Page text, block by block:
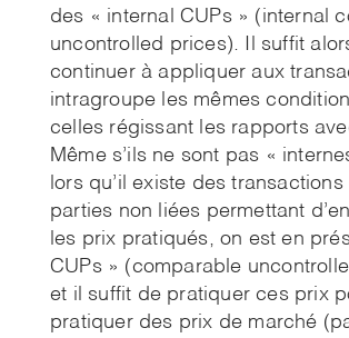
des « internal CUPs » (internal
uncontrolled prices). Il suffit
continuer à appliquer aux
intragroupe les mêmes
celles régissant les rapports
Même s’ils ne sont pas «
lors qu’il existe des transactions
parties non liées permettant
les prix pratiqués, on est en
CUPs » (comparable
et il suffit de pratiquer ces prix
pratiquer des prix de marché